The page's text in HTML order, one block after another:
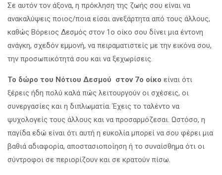
Σε αυτόν τον άξονα, η πρόκληση της ζωής σου είναι να
ανακαλύψεις ποιος/ποια είσαι ανεξάρτητα από τους άλλους,
καθώς Βόρειος Δεσμός στον 1ο οίκο σου δίνει μια έντονη
ανάγκη, σχεδόν εμμονή, να πειραματιστείς με την εικόνα σου,
την προσωπικότητά σου και να ξεχωρίσεις.
Το δώρο του Νότιου Δεσμού στον 7ο οίκο είναι ότι
ξέρεις ήδη πολύ καλά πώς λειτουργούν οι σχέσεις, οι
συνεργασίες και η διπλωματία. Έχεις το ταλέντο να
ψυχολογείς τους άλλους και να προσαρμόζεσαι. Ωστόσο, η
παγίδα εδώ είναι ότι αυτή η ευκολία μπορεί να σου φέρει μια
βαθιά αδιαφορία, αποστασιοποίηση ή το συναίσθημα ότι οι
σύντροφοι σε περιορίζουν και σε κρατούν πίσω.